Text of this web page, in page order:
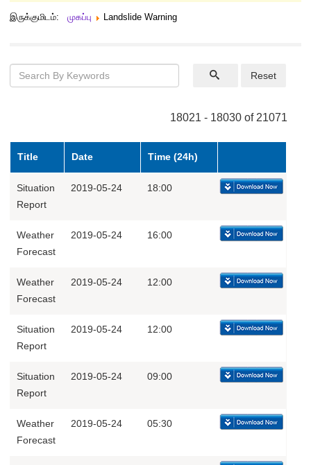
இருக்குமிடம்: முகப்பு Landslide Warning
Reset
18021 - 18030 of 21071
Title Date Time (24h)
Situation
Report
2019-05-24 18:00
Weather
Forecast
2019-05-24 16:00
Weather
Forecast
2019-05-24 12:00
Situation
Report
2019-05-24 12:00
Situation
Report
2019-05-24 09:00
Weather
Forecast
2019-05-24 05:30